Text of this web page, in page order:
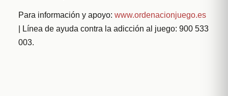
Para información y apoyo: www.ordenacionjuego.es
| Línea de ayuda contra la adicción al juego: 900 533
003.